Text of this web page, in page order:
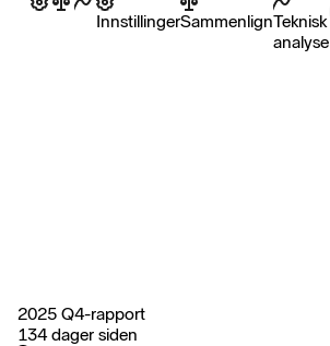
InnstillingerSammenlignTeknisk
analyse
2025 Q4-rapport
134 dager siden